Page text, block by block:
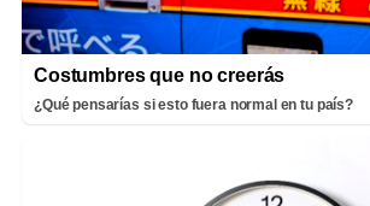
Costumbres que no creerás
¿Qué pensarías si esto fuera normal en tu país?